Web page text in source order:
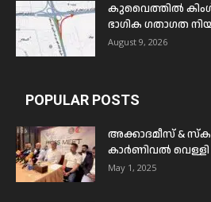
കുവൈത്തിൽ
ഭാഗിക ഗതാഗത
August 9, 2026
POPULAR POSTS
അക്കാദമീസ് &
കാർണിവൽ വെള്ളി
May 1, 2025